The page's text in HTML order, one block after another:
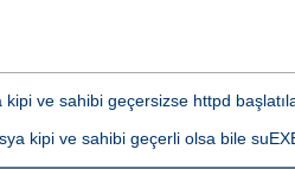
ve sahibi geçersizse httpd
kipi ve sahibi geçerli olsa bile